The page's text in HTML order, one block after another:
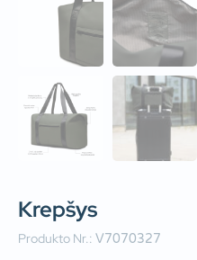
Krepšys
Produkto Nr.: V7070327